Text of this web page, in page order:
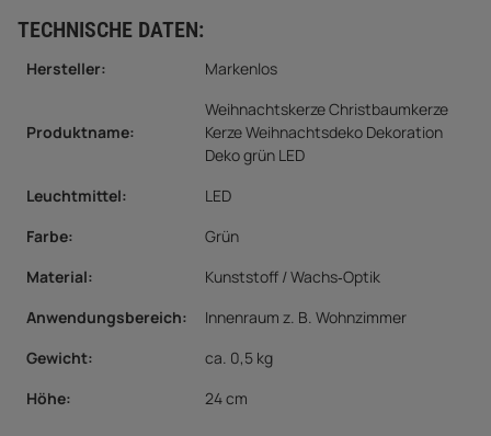
TECHNISCHE DATEN:
Hersteller: Markenlos
Produktname:
Weihnachtskerze Christbaumkerze
Kerze Weihnachtsdeko Dekoration
Deko grün LED
Leuchtmittel:
LED
Farbe:
Grün
Material:
Kunststoff / Wachs‑Optik
Anwendungsbereich:
Innenraum z. B. Wohnzimmer
Gewicht:
ca. 0,5 kg
Höhe:
24 cm